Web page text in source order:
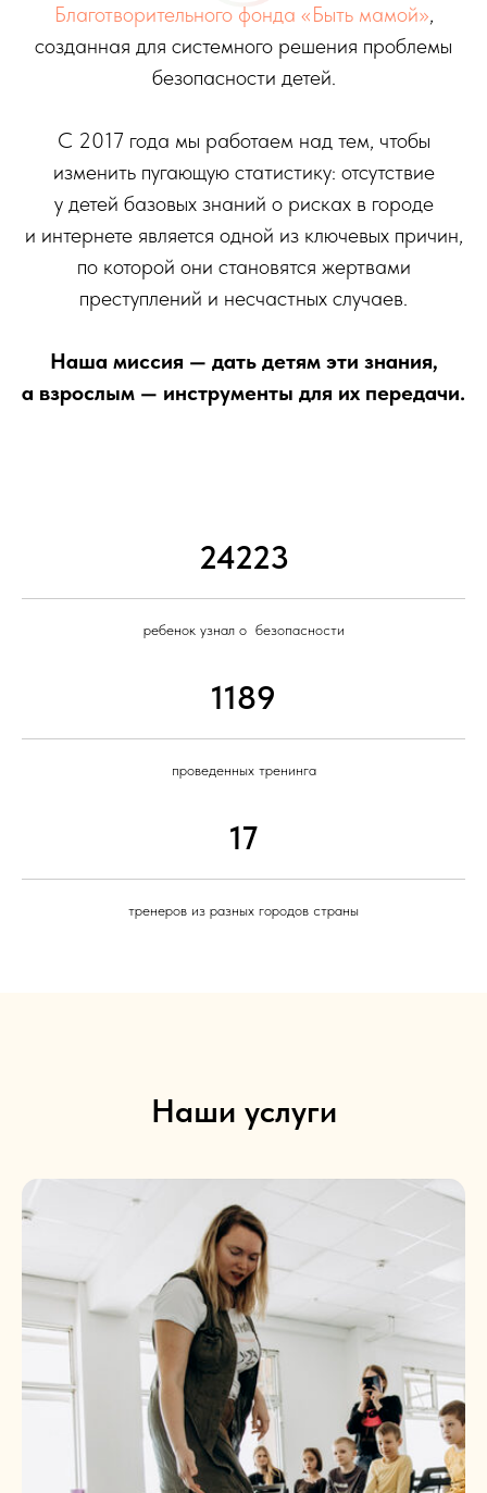
Благотворительного фонда «Быть мамой»,
созданная для системного решения проблемы
безопасности детей.
С 2017 года мы работаем над тем, чтобы
изменить пугающую статистику: отсутствие
у детей базовых знаний о рисках в городе
и интернете является одной из ключевых причин,
по которой они становятся жертвами
преступлений и несчастных случаев.
Наша миссия — дать детям эти знания,
а взрослым — инструменты для их передачи.
24223
ребенок узнал о безопасности
1189
проведенных тренинга
17
тренеров из разных городов страны
Наши услуги